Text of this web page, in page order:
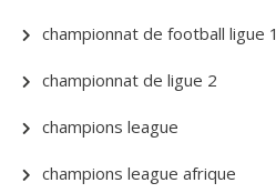
championnat de football ligue 1
championnat de ligue 2
champions league
champions league afrique